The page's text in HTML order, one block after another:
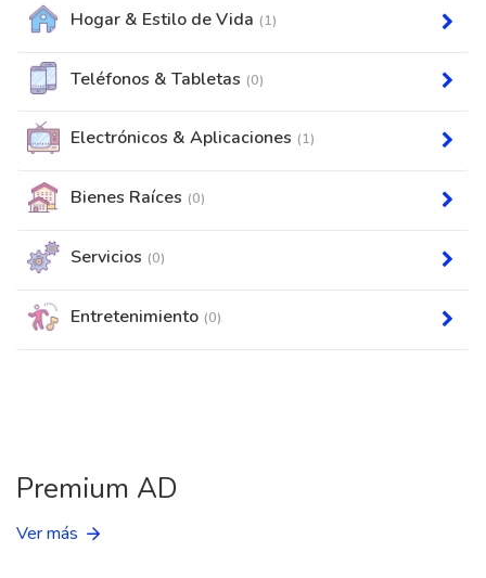
Hogar & Estilo de Vida (1)
Teléfonos & Tabletas (0)
Electrónicos & Aplicaciones (1)
Bienes Raíces (0)
Servicios (0)
Entretenimiento (0)
Premium AD
Ver más